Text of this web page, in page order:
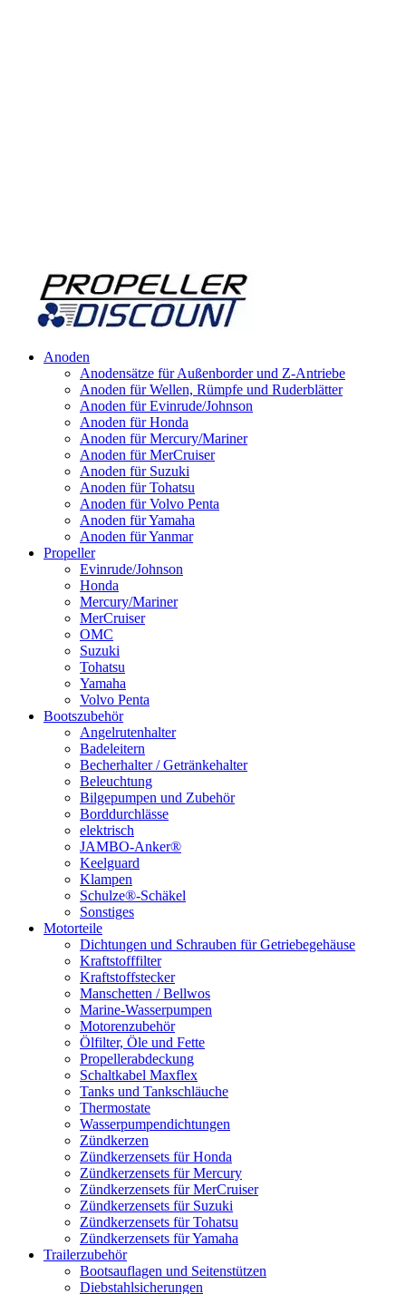
Anoden
Anodensätze für Außenborder und Z-Antriebe
Anoden für Wellen, Rümpfe und Ruderblätter
Anoden für Evinrude/Johnson
Anoden für Honda
Anoden für Mercury/Mariner
Anoden für MerCruiser
Anoden für Suzuki
Anoden für Tohatsu
Anoden für Volvo Penta
Anoden für Yamaha
Anoden für Yanmar
Propeller
Evinrude/Johnson
Honda
Mercury/Mariner
MerCruiser
OMC
Suzuki
Tohatsu
Yamaha
Volvo Penta
Bootszubehör
Angelrutenhalter
Badeleitern
Becherhalter / Getränkehalter
Beleuchtung
Bilgepumpen und Zubehör
Borddurchlässe
elektrisch
JAMBO-Anker®
Keelguard
Klampen
Schulze®-Schäkel
Sonstiges
Motorteile
Dichtungen und Schrauben für Getriebegehäuse
Kraftstofffilter
Kraftstoffstecker
Manschetten / Bellwos
Marine-Wasserpumpen
Motorenzubehör
Ölfilter, Öle und Fette
Propellerabdeckung
Schaltkabel Maxflex
Tanks und Tankschläuche
Thermostate
Wasserpumpendichtungen
Zündkerzen
Zündkerzensets für Honda
Zündkerzensets für Mercury
Zündkerzensets für MerCruiser
Zündkerzensets für Suzuki
Zündkerzensets für Tohatsu
Zündkerzensets für Yamaha
Trailerzubehör
Bootsauflagen und Seitenstützen
Diebstahlsicherungen